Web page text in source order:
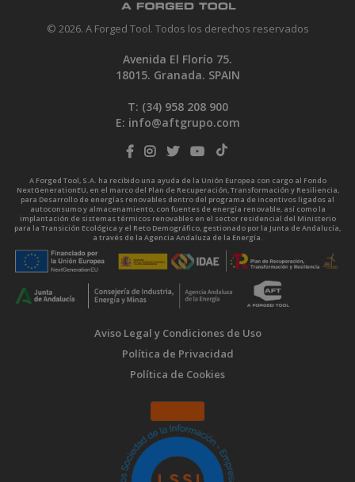
© 2026. A Forged Tool. Todos los derechos reservados
Avenida El Florío 75.
18015. Granada. SPAIN
T: (34) 958 208 900
E: info@aftgrupo.com
A Forged Tool, S.A. ha recibido una ayuda de la Unión Europea con cargo al Fondo
NextGenerationEU, en el marco del Plan de Recuperación, Transformación y Resiliencia,
para Desarrollo de energías renovables dentro del programa de incentivos ligados al
autoconsumo y almacenamiento, con fuentes de energía renovable, así como la
implantación de sistemas térmicos renovables en el sector residencial del Ministerio
para la Transición Ecológica y el Reto Demográfico, gestionado por la Junta de Andalucía,
a través de la Agencia Andaluza de la Energía.
Aviso Legal y Condiciones de Uso
Política de Privacidad
Política de Cookies